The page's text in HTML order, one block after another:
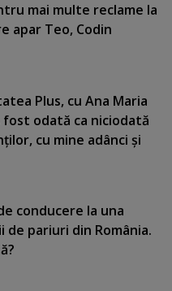
mai multe reclame la
apar Teo, Codin
Plus, cu Ana Maria
fost odată ca niciodată
cu mine adânci şi
conducere la una
de pariuri din România.